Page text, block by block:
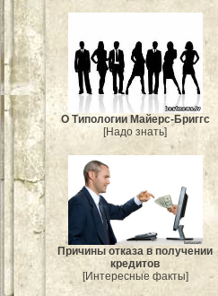
О Типологии Майерс-Бриггс
[Надо знать]
Причины отказа в получении
кредитов
[Интересные факты]